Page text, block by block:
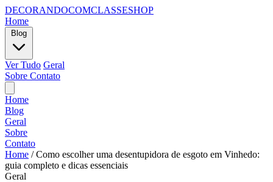
DECORANDOCOMCLASSESHOP
Home
Ver Tudo Geral
Sobre Contato
Home
Blog
Geral
Sobre
Contato
Home / Como escolher uma desentupidora de esgoto em Vinhedo:
guia completo e dicas essenciais
Geral